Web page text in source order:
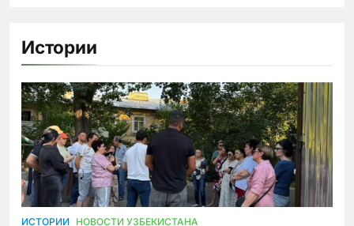
Истории
ИСТОРИИ НОВОСТИ УЗБЕКИСТАНА